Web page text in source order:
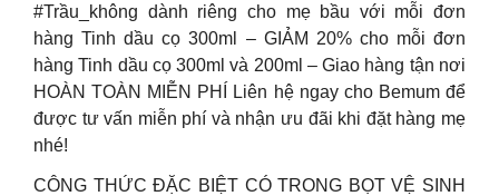
#Trầu_không dành riêng cho mẹ bầu với mỗi đơn
hàng Tinh dầu cọ 300ml – GIẢM 20% cho mỗi đơn
hàng Tinh dầu cọ 300ml và 200ml – Giao hàng tận nơi
HOÀN TOÀN MIỄN PHÍ Liên hệ ngay cho Bemum để
được tư vấn miễn phí và nhận ưu đãi khi đặt hàng mẹ
nhé!
CÔNG THỨC ĐẶC BIỆT CÓ TRONG BỌT VỆ SINH